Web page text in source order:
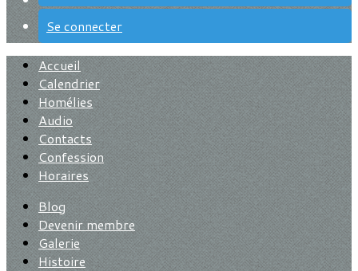
Se connecter
Accueil
Calendrier
Homélies
Audio
Contacts
Confession
Horaires
Blog
Devenir membre
Galerie
Histoire